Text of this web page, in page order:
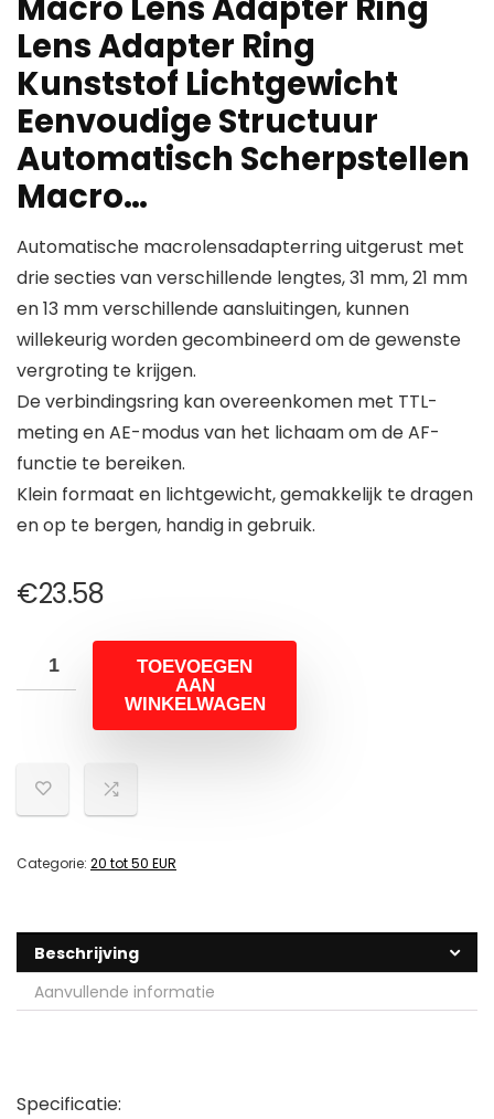
Macro Lens Adapter Ring
Lens Adapter Ring
Kunststof Lichtgewicht
Eenvoudige Structuur
Automatisch Scherpstellen
Macro…
Automatische macrolensadapterring uitgerust met
drie secties van verschillende lengtes, 31 mm, 21 mm
en 13 mm verschillende aansluitingen, kunnen
willekeurig worden gecombineerd om de gewenste
vergroting te krijgen.
De verbindingsring kan overeenkomen met TTL-
meting en AE-modus van het lichaam om de AF-
functie te bereiken.
Klein formaat en lichtgewicht, gemakkelijk te dragen
en op te bergen, handig in gebruik.
€23.58
TOEVOEGEN
AAN
WINKELWAGEN
Categorie: 20 tot 50 EUR
Beschrijving
Aanvullende informatie
Specificatie: